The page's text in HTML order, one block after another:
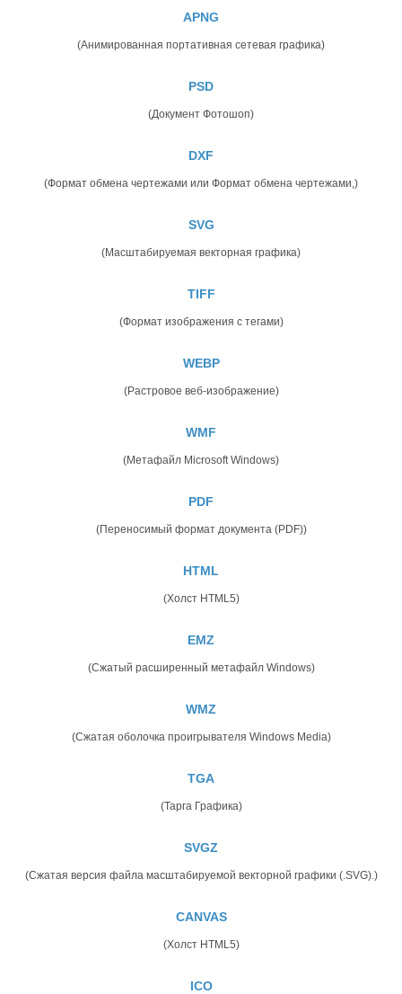
APNG
(Анимированная портативная сетевая графика)
PSD
(Документ Фотошоп)
DXF
(Формат обмена чертежами или Формат обмена чертежами,)
SVG
(Масштабируемая векторная графика)
TIFF
(Формат изображения с тегами)
WEBP
(Растровое веб-изображение)
WMF
(Метафайл Microsoft Windows)
PDF
(Переносимый формат документа (PDF))
HTML
(Холст HTML5)
EMZ
(Сжатый расширенный метафайл Windows)
WMZ
(Сжатая оболочка проигрывателя Windows Media)
TGA
(Тарга Графика)
SVGZ
(Сжатая версия файла масштабируемой векторной графики (.SVG).)
CANVAS
(Холст HTML5)
ICO